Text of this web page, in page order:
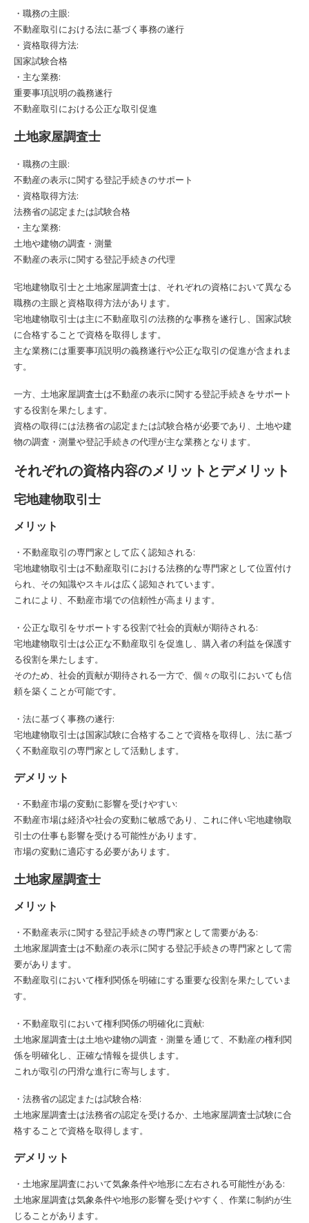
・職務の主眼:
不動産取引における法に基づく事務の遂行
・資格取得方法:
国家試験合格
・主な業務:
重要事項説明の義務遂行
不動産取引における公正な取引促進
土地家屋調査士
・職務の主眼:
不動産の表示に関する登記手続きのサポート
・資格取得方法:
法務省の認定または試験合格
・主な業務:
土地や建物の調査・測量
不動産の表示に関する登記手続きの代理
宅地建物取引士と土地家屋調査士は、それぞれの資格において異なる
職務の主眼と資格取得方法があります。
宅地建物取引士は主に不動産取引の法務的な事務を遂行し、国家試験
に合格することで資格を取得します。
主な業務には重要事項説明の義務遂行や公正な取引の促進が含まれま
す。
一方、土地家屋調査士は不動産の表示に関する登記手続きをサポート
する役割を果たします。
資格の取得には法務省の認定または試験合格が必要であり、土地や建
物の調査・測量や登記手続きの代理が主な業務となります。
それぞれの資格内容のメリットとデメリット
宅地建物取引士
メリット
・不動産取引の専門家として広く認知される:
宅地建物取引士は不動産取引における法務的な専門家として位置付け
られ、その知識やスキルは広く認知されています。
これにより、不動産市場での信頼性が高まります。
・公正な取引をサポートする役割で社会的貢献が期待される:
宅地建物取引士は公正な不動産取引を促進し、購入者の利益を保護す
る役割を果たします。
そのため、社会的貢献が期待される一方で、個々の取引においても信
頼を築くことが可能です。
・法に基づく事務の遂行:
宅地建物取引士は国家試験に合格することで資格を取得し、法に基づ
く不動産取引の専門家として活動します。
デメリット
・不動産市場の変動に影響を受けやすい:
不動産市場は経済や社会の変動に敏感であり、これに伴い宅地建物取
引士の仕事も影響を受ける可能性があります。
市場の変動に適応する必要があります。
土地家屋調査士
メリット
・不動産表示に関する登記手続きの専門家として需要がある:
土地家屋調査士は不動産の表示に関する登記手続きの専門家として需
要があります。
不動産取引において権利関係を明確にする重要な役割を果たしていま
す。
・不動産取引において権利関係の明確化に貢献:
土地家屋調査士は土地や建物の調査・測量を通じて、不動産の権利関
係を明確化し、正確な情報を提供します。
これが取引の円滑な進行に寄与します。
・法務省の認定または試験合格:
土地家屋調査士は法務省の認定を受けるか、土地家屋調査士試験に合
格することで資格を取得します。
デメリット
・土地家屋調査において気象条件や地形に左右される可能性がある:
土地家屋調査は気象条件や地形の影響を受けやすく、作業に制約が生
じることがあります。